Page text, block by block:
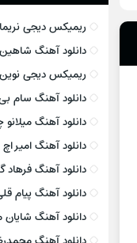
ریمیکس دیجی
دانلود آهنگ
ریمیکس دیجی نوین
دانلود آهنگ سام
دانلود آهنگ
دانلود آهنگ امیر
دانلود آهنگ
دانلود آهنگ پیام
دانلود آهنگ